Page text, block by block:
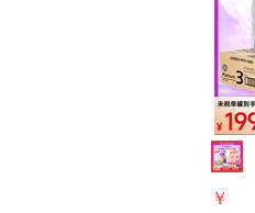
￥